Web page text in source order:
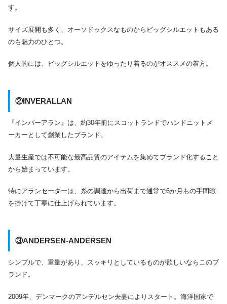
す。
サイズ展開も多く、オーソドックスなものからビッグシルエットもある
のも魅力のひとつ。
個人的には、ビッグシルエットをゆったり着るのがオススメの着方。
②INVERALLAN
『インバーアラン』は、約30年前にスコットランドでハンドニットメ
ーカーとして創業したブランド。
大量生産では不可能な最高品質のアイテムを集めてブランド化すること
から始まっています。
特にアランセーターは、糸の調達から出荷まで通常で6か月もの手間暇
を掛けて丁寧に仕上げられています。
③ANDERSEN-ANDERSEN
シンプルで、重量があり、スッキリとしているものが欲しいならこのブ
ランド。
2009年、デンマークのアンデルセン夫妻によりスタート。海洋国家で